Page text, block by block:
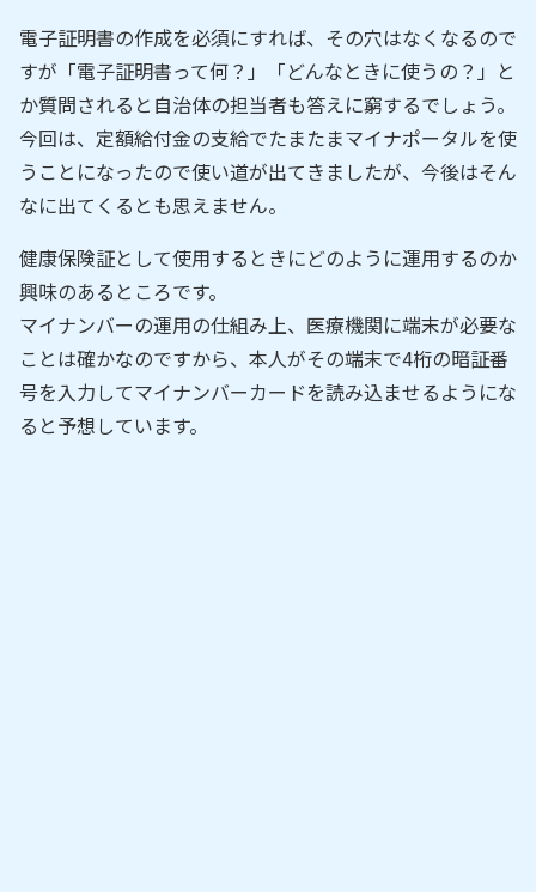
電子証明書の作成を必須にすれば、その穴はなくなるので
すが「電子証明書って何？」「どんなときに使うの？」と
か質問されると自治体の担当者も答えに窮するでしょう。
今回は、定額給付金の支給でたまたまマイナポータルを使
うことになったので使い道が出てきましたが、今後はそん
なに出てくるとも思えません。
健康保険証として使用するときにどのように運用するのか
興味のあるところです。
マイナンバーの運用の仕組み上、医療機関に端末が必要な
ことは確かなのですから、本人がその端末で4桁の暗証番
号を入力してマイナンバーカードを読み込ませるようにな
ると予想しています。